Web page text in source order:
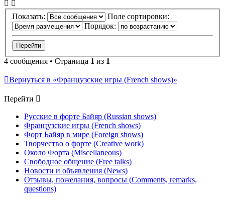
Показать:
Поле сортировки:
Порядок:
4 сообщения • Страница 1 из 1
Вернуться в «Французские игры (French shows)»
Перейти
Русские в форте Байяр (Russian shows)
Французские игры (French shows)
Форт Байяр в мире (Foreign shows)
Творчество о форте (Creative work)
Около Форта (Miscellaneous)
Свободное общение (Free talks)
Новости и объявления (News)
Отзывы, пожелания, вопросы (Comments, remarks,
questions)